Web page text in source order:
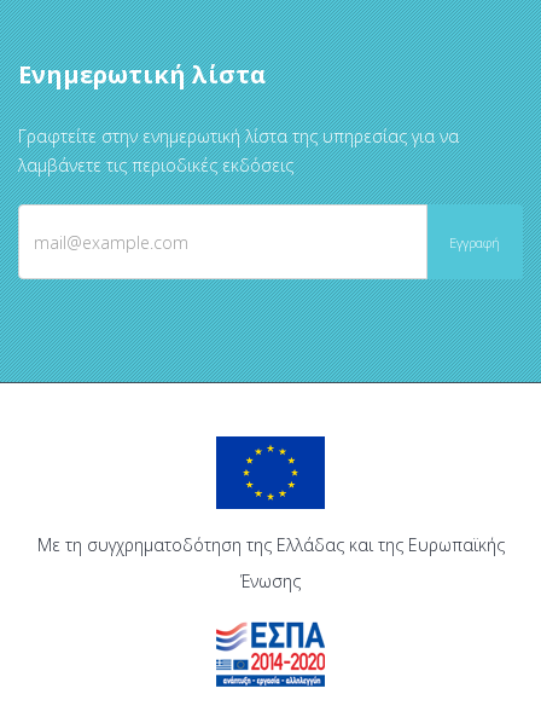
Ενημερωτική λίστα
Γραφτείτε στην ενημερωτική λίστα της υπηρεσίας για να
λαμβάνετε τις περιοδικές εκδόσεις
Με τη συγχρηματοδότηση της Ελλάδας και της Ευρωπαϊκής
Ένωσης